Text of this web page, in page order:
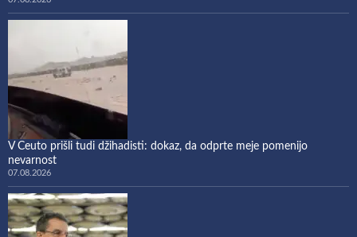
V Ceuto prišli tudi džihadisti: dokaz, da odprte meje pomenijo
nevarnost
07.08.2026